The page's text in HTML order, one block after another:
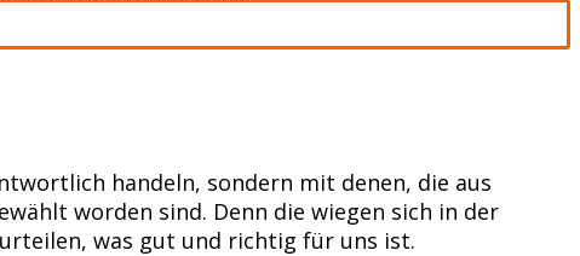
handeln, sondern mit denen, die aus
worden sind. Denn die wiegen sich in der
was gut und richtig für uns ist.